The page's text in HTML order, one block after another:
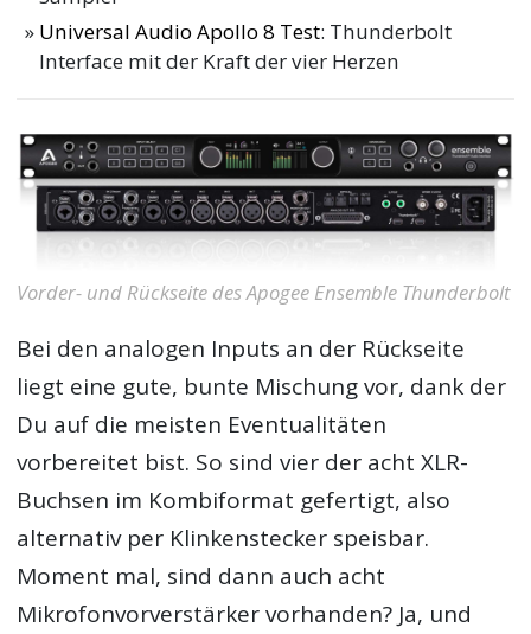
Universal Audio Apollo 8 Test: Thunderbolt
Interface mit der Kraft der vier Herzen
Vorder- und Rückseite des Apogee Ensemble Thunderbolt
Bei den analogen Inputs an der Rückseite
liegt eine gute, bunte Mischung vor, dank der
Du auf die meisten Eventualitäten
vorbereitet bist. So sind vier der acht XLR-
Buchsen im Kombiformat gefertigt, also
alternativ per Klinkenstecker speisbar.
Moment mal, sind dann auch acht
Mikrofonvorverstärker vorhanden? Ja, und